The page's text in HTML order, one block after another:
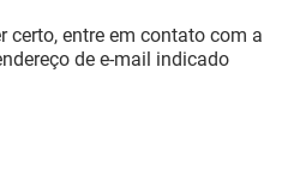
certo, entre em contato com a
de e-mail indicado